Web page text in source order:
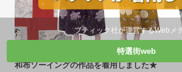
和布ソーイングの作品を着用しました★
ブティック社が運営するWebメ
特選街web